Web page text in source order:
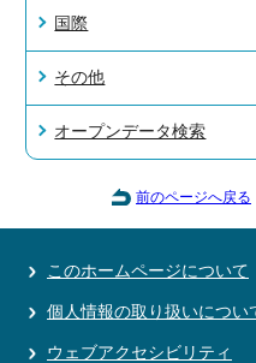
国際
その他
オープンデータ検索
前のページへ戻る
このホームページについて
個人情報の取り扱いについ
ウェブアクセシビリティ